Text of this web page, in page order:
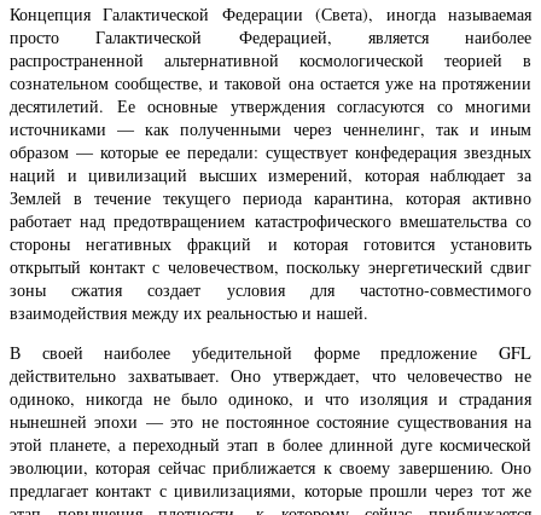
Концепция Галактической Федерации (Света), иногда называемая
просто Галактической Федерацией, является наиболее
распространенной альтернативной космологической теорией в
сознательном сообществе, и таковой она остается уже на протяжении
десятилетий. Ее основные утверждения согласуются со многими
источниками — как полученными через ченнелинг, так и иным
образом — которые ее передали: существует конфедерация звездных
наций и цивилизаций высших измерений, которая наблюдает за
Землей в течение текущего периода карантина, которая активно
работает над предотвращением катастрофического вмешательства со
стороны негативных фракций и которая готовится установить
открытый контакт с человечеством, поскольку энергетический сдвиг
зоны сжатия создает условия для частотно-совместимого
взаимодействия между их реальностью и нашей.
В своей наиболее убедительной форме предложение GFL
действительно захватывает. Оно утверждает, что человечество не
одиноко, никогда не было одиноко, и что изоляция и страдания
нынешней эпохи — это не постоянное состояние существования на
этой планете, а переходный этап в более длинной дуге космической
эволюции, которая сейчас приближается к своему завершению. Оно
предлагает контакт с цивилизациями, которые прошли через тот же